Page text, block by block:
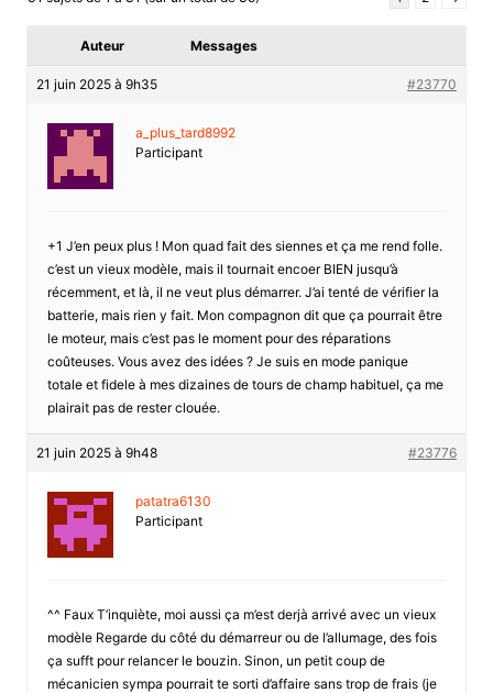
Auteur Messages
21 juin 2025 à 9h35 #23770
a_plus_tard8992
Participant
+1 J’en peux plus ! Mon quad fait des siennes et ça me rend folle.
c’est un vieux modèle, mais il tournait encoer BIEN jusqu’à
récemment, et là, il ne veut plus démarrer. J’ai tenté de vérifier la
batterie, mais rien y fait. Mon compagnon dit que ça pourrait être
le moteur, mais c’est pas le moment pour des réparations
coûteuses. Vous avez des idées ? Je suis en mode panique
totale et fidele à mes dizaines de tours de champ habituel, ça me
plairait pas de rester clouée.
21 juin 2025 à 9h48 #23776
patatra6130
Participant
^^ Faux T’inquiète, moi aussi ça m’est derjà arrivé avec un vieux
modèle Regarde du côté du démarreur ou de l’allumage, des fois
ça sufft pour relancer le bouzin. Sinon, un petit coup de
mécanicien sympa pourrait te sorti d’affaire sans trop de frais (je